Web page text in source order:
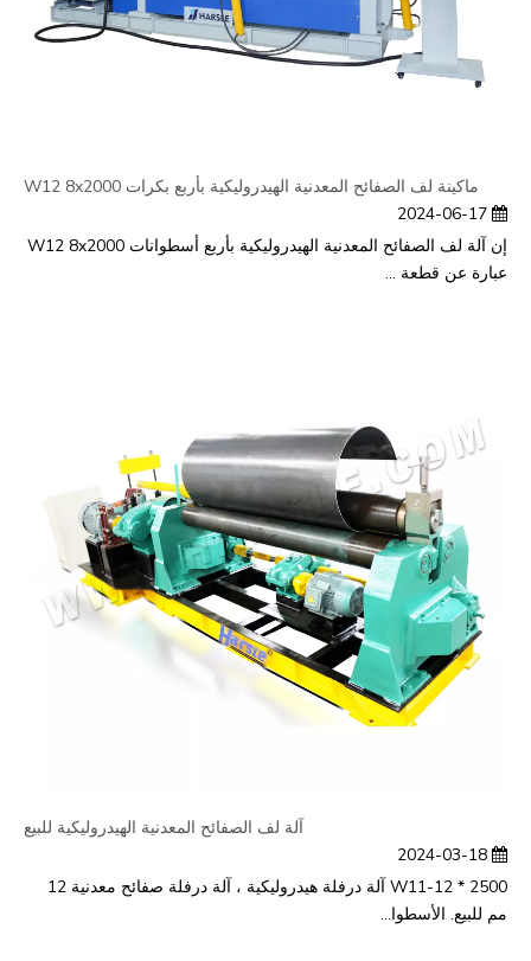
ماكينة لف الصفائح المعدنية الهيدروليكية بأربع بكرات W12 8x2000
إن آلة لف الصفائح المعدنية الهيدروليكية بأربع أسطوانات W12 8x2000
عبارة عن قطعة ...
آلة لف الصفائح المعدنية الهيدروليكية للبيع
W11-12 * 2500 آلة درفلة هيدروليكية ، آلة درفلة صفائح معدنية 12
مم للبيع. الأسطوا...